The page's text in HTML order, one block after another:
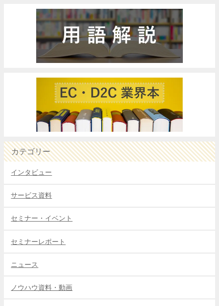
カテゴリー
インタビュー
サービス資料
セミナー・イベント
セミナーレポート
ニュース
ノウハウ資料・動画